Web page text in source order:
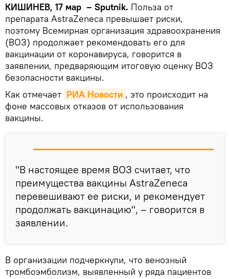
КИШИНЕВ, 17 мар – Sputnik. Польза от
препарата AstraZeneca превышает риски,
поэтому Всемирная организация здравоохранения
(ВОЗ) продолжает рекомендовать его для
вакцинации от коронавируса, говорится в
заявлении, предваряющим итоговую оценку ВОЗ
безопасности вакцины.
Как отмечает РИА Новости , это происходит на
фоне массовых отказов от использования
вакцины.
"В настоящее время ВОЗ считает, что
преимущества вакцины AstraZeneca
перевешивают ее риски, и рекомендует
продолжать вакцинацию", – говорится в
заявлении.
В организации подчеркнули, что венозный
тромбоэмболизм, выявленный у ряда пациентов